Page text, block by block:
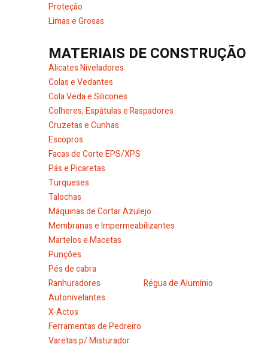
Proteção
Limas e Grosas
MATERIAIS DE CONSTRUÇÃO
Alicates Niveladores
Colas e Vedantes
Cola Veda e Silicones
Colheres, Espátulas e Raspadores
Cruzetas e Cunhas
Escopros
Facas de Corte EPS/XPS
Pás e Picaretas
Turqueses
Talochas
Máquinas de Cortar Azulejo
Membranas e Impermeabilizantes
Martelos e Macetas
Punções
Pés de cabra
Ranhuradores
Régua de Alumínio
Autonivelantes
X-Actos
Ferramentas de Pedreiro
Varetas p/ Misturador